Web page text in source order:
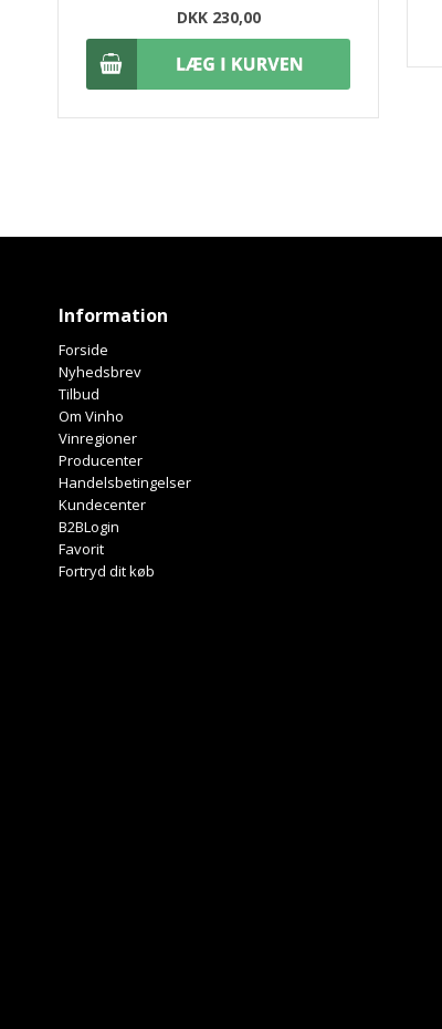
DKK 230,00
Information
Forside
Nyhedsbrev
Tilbud
Om Vinho
Vinregioner
Producenter
Handelsbetingelser
Kundecenter
B2BLogin
Favorit
Fortryd dit køb